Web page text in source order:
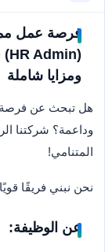
فرصة عمل
ومزايا شاملة
هل تبحث عن فرصة
وداعمة؟ شركتنا
المتنامي!
نحن نبني فريقًا
عن الوظيفة: